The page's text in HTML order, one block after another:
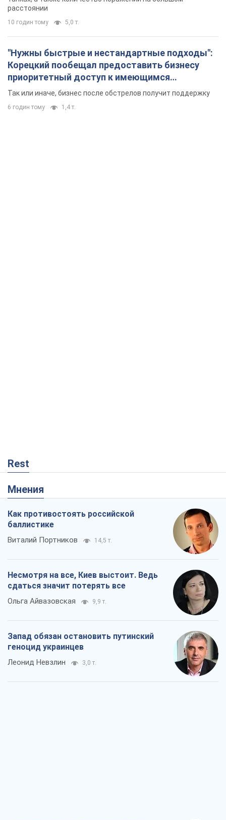
расстоянии
10 годин тому 5,0 т.
"Нужны быстрые и нестандартные подходы":
Корецкий пообещал предоставить бизнесу
приоритетный доступ к имеющимся
складским помещениям
Так или иначе, бизнес после обстрелов получит поддержку
6 годин тому 1,4 т.
Rest
Мнения
Как противостоять российской
баллистике
Виталий Портников 14,5 т.
Несмотря на все, Киев выстоит. Ведь
сдаться значит потерять все
Ольга Айвазовская 9,9 т.
Запад обязан остановить путинский
геноцид украинцев
Леонид Невзлин 3,0 т.